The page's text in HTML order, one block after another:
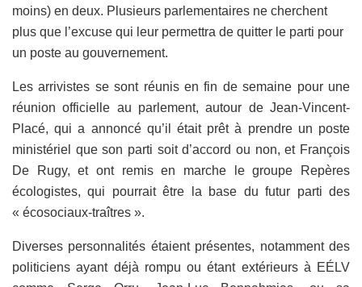
moins) en deux. Plusieurs parlementaires ne cherchent
plus que l’excuse qui leur permettra de quitter le parti pour
un poste au gouvernement.
Les arrivistes se sont réunis en fin de semaine pour une
réunion officielle au parlement, autour de Jean-Vincent-
Placé, qui a annoncé qu’il était prêt à prendre un poste
ministériel que son parti soit d’accord ou non, et François
De Rugy, et ont remis en marche le groupe Repères
écologistes, qui pourrait être la base du futur parti des
« écosociaux-traîtres ».
Diverses personnalités étaient présentes, notamment des
politiciens ayant déjà rompu ou étant extérieurs à EÉLV